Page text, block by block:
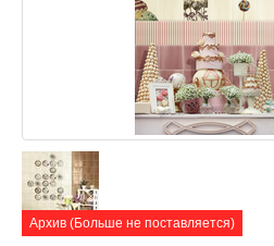
Архив (Больше не поставляется)